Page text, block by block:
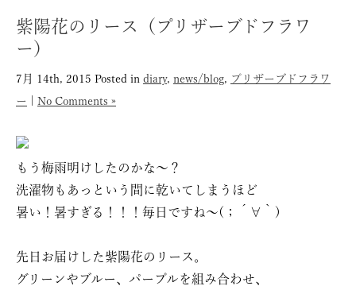
紫陽花のリース（プリザーブドフラワ
ー）
7月 14th, 2015 Posted in diary, news/blog, プリザーブドフラワ
ー
No Comments »
もう梅雨明けしたのかな〜？
洗濯物もあっという間に乾いてしまうほど
暑い！暑すぎる！！！毎日ですね〜(；´∀｀)
先日お届けした紫陽花のリース。
グリーンやブルー、パープルを組み合わせ、